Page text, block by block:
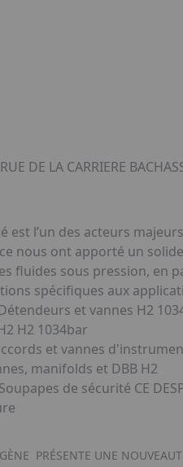
DE LA CARRIERE
est l’un des acteurs
nous ont apporté un
fluides sous pression, en
spécifiques aux
Détendeurs et vannes H2
H2 1034bar
et vannes
manifolds et DBB H2
Soupapes de sécurité CE
PRÉSENTE UNE